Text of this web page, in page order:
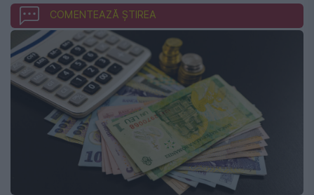
COMENTEAZĂ ȘTIREA